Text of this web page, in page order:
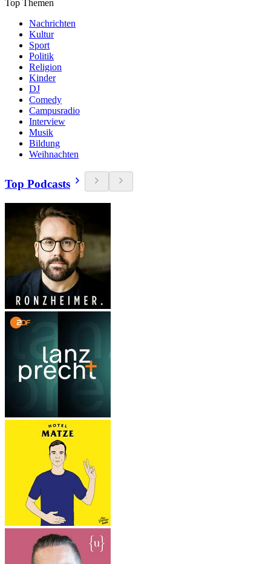
Top Themen
Nachrichten
Kultur
Sport
Politik
Religion
Kinder
DJ
Comedy
Campusradio
Interview
Musik
Bildung
Weihnachten
Top Podcasts